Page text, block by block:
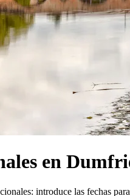
en
introduce las fechas